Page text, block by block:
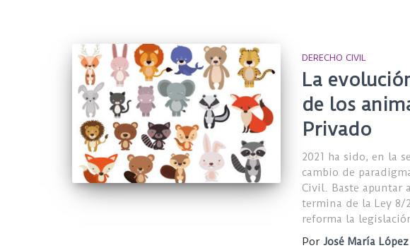
DERECHO CIVIL
La
de los
Privado
2021 ha sido, en la
cambio de
Civil. Baste apuntar
termina de la Ley 8/
reforma la
Por José María